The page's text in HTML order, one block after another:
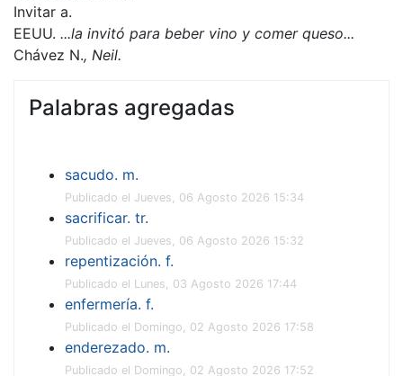
Invitar a.
EEUU. ...la invitó para beber vino y comer queso...
Chávez N., Neil.
Palabras agregadas
sacudo. m.
Publicado el Jueves, 06 Agosto 2026 15:34
sacrificar. tr.
Publicado el Jueves, 06 Agosto 2026 15:32
repentización. f.
Publicado el Lunes, 03 Agosto 2026 17:44
enfermería. f.
Publicado el Domingo, 02 Agosto 2026 17:58
enderezado. m.
Publicado el Domingo, 02 Agosto 2026 17:52